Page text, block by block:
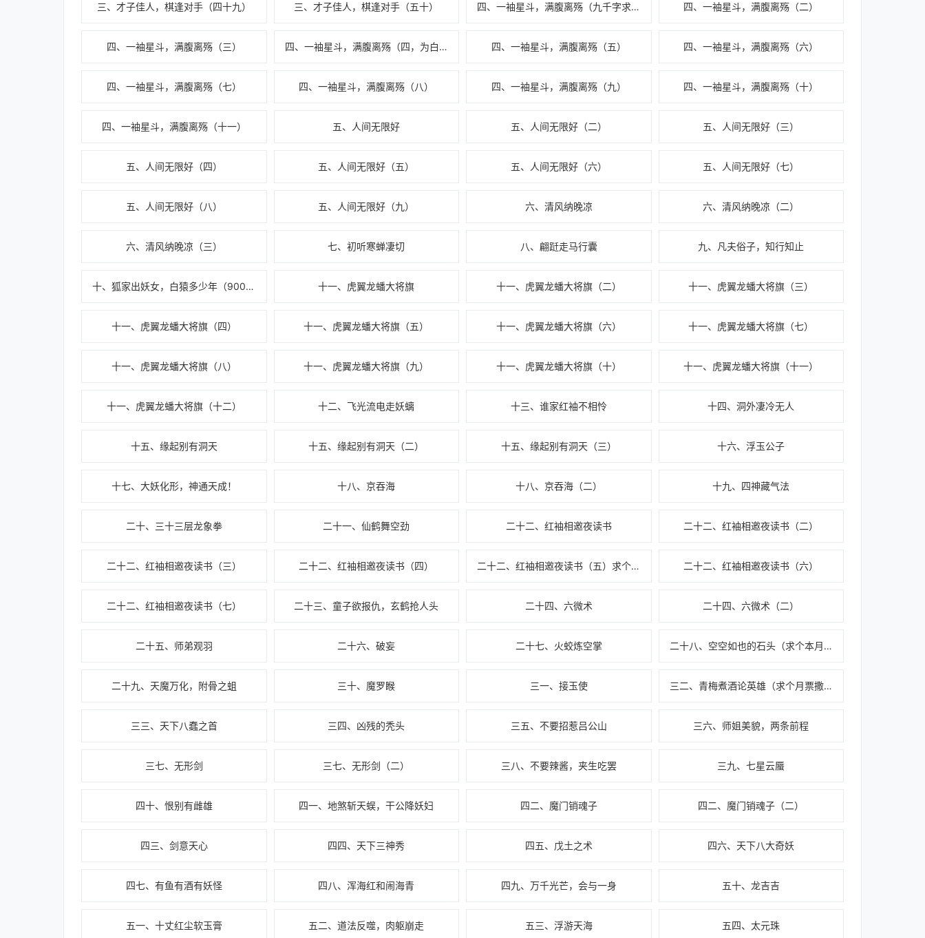
三、才子佳人，棋逢对手（四十九） 三、才子佳人，棋逢对手（五十） 四、一袖星斗，满腹离殇（九千字求订阅月票） 四、一袖星斗，满腹离殇（二）
四、一袖星斗，满腹离殇（三） 四、一袖星斗，满腹离殇（四，为白银萌缓则加更） 四、一袖星斗，满腹离殇（五） 四、一袖星斗，满腹离殇（六）
四、一袖星斗，满腹离殇（七） 四、一袖星斗，满腹离殇（八） 四、一袖星斗，满腹离殇（九） 四、一袖星斗，满腹离殇（十）
四、一袖星斗，满腹离殇（十一） 五、人间无限好 五、人间无限好（二） 五、人间无限好（三）
五、人间无限好（四） 五、人间无限好（五） 五、人间无限好（六） 五、人间无限好（七）
五、人间无限好（八） 五、人间无限好（九） 六、清风纳晚凉 六、清风纳晚凉（二）
六、清风纳晚凉（三） 七、初听寒蝉凄切 八、翩跹走马行囊 九、凡夫俗子，知行知止
十、狐家出妖女，白猿多少年（9000字，求个月票撒） 十一、虎翼龙蟠大将旗 十一、虎翼龙蟠大将旗（二） 十一、虎翼龙蟠大将旗（三）
十一、虎翼龙蟠大将旗（四） 十一、虎翼龙蟠大将旗（五） 十一、虎翼龙蟠大将旗（六） 十一、虎翼龙蟠大将旗（七）
十一、虎翼龙蟠大将旗（八） 十一、虎翼龙蟠大将旗（九） 十一、虎翼龙蟠大将旗（十） 十一、虎翼龙蟠大将旗（十一）
十一、虎翼龙蟠大将旗（十二） 十二、飞光流电走妖螭 十三、谁家红袖不相怜 十四、洞外凄冷无人
十五、缘起别有洞天 十五、缘起别有洞天（二） 十五、缘起别有洞天（三） 十六、浮玉公子
十七、大妖化形，神通天成！ 十八、京吞海 十八、京吞海（二） 十九、四神藏气法
二十、三十三层龙象拳 二十一、仙鹤舞空劲 二十二、红袖相邀夜读书 二十二、红袖相邀夜读书（二）
二十二、红袖相邀夜读书（三） 二十二、红袖相邀夜读书（四） 二十二、红袖相邀夜读书（五）求个推荐票呗 二十二、红袖相邀夜读书（六）
二十二、红袖相邀夜读书（七） 二十三、童子欲报仇，玄鹤抢人头 二十四、六微术 二十四、六微术（二）
二十五、师弟观羽 二十六、破妄 二十七、火蛟炼空掌 二十八、空空如也的石头（求个本月最后几张月票啦）
二十九、天魔万化，附骨之蛆 三十、魔罗睺 三一、接玉使 三二、青梅煮酒论英雄（求个月票撒）
三三、天下八蠢之首 三四、凶残的秃头 三五、不要招惹吕公山 三六、师姐美貌，两条前程
三七、无形剑 三七、无形剑（二） 三八、不要辣酱，夹生吃罢 三九、七星云蜃
四十、恨别有雌雄 四一、地煞斩天蜈，干公降妖妇 四二、魔门销魂子 四二、魔门销魂子（二）
四三、剑意天心 四四、天下三神秀 四五、戊土之术 四六、天下八大奇妖
四七、有鱼有酒有妖怪 四八、浑海红和闹海青 四九、万千光芒，会与一身 五十、龙吉吉
五一、十丈红尘软玉膏 五二、道法反噬，肉躯崩走 五三、浮游天海 五四、太元珠